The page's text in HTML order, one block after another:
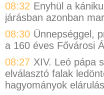
08:32 Enyhül a
járásban azonban
08:30 Ünnepséggel,
a 160 éves Fővárosi
08:27 XIV. Leó pápa
elválasztó falak
hagyományok